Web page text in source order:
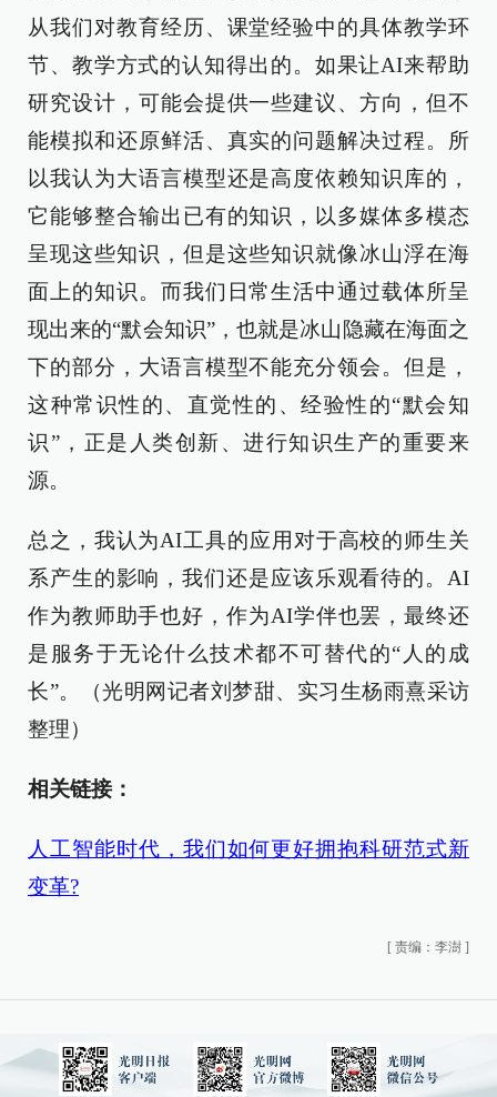
从我们对教育经历、课堂经验中的具体教学环
节、教学方式的认知得出的。如果让AI来帮助
研究设计，可能会提供一些建议、方向，但不
能模拟和还原鲜活、真实的问题解决过程。所
以我认为大语言模型还是高度依赖知识库的，
它能够整合输出已有的知识，以多媒体多模态
呈现这些知识，但是这些知识就像冰山浮在海
面上的知识。而我们日常生活中通过载体所呈
现出来的“默会知识”，也就是冰山隐藏在海面之
下的部分，大语言模型不能充分领会。但是，
这种常识性的、直觉性的、经验性的“默会知
识”，正是人类创新、进行知识生产的重要来
源。
总之，我认为AI工具的应用对于高校的师生关
系产生的影响，我们还是应该乐观看待的。AI
作为教师助手也好，作为AI学伴也罢，最终还
是服务于无论什么技术都不可替代的“人的成
长”。（光明网记者刘梦甜、实习生杨雨熹采访
整理）
相关链接：
人工智能时代，我们如何更好拥抱科研范式新
变革?
[ 责编：李澍 ]